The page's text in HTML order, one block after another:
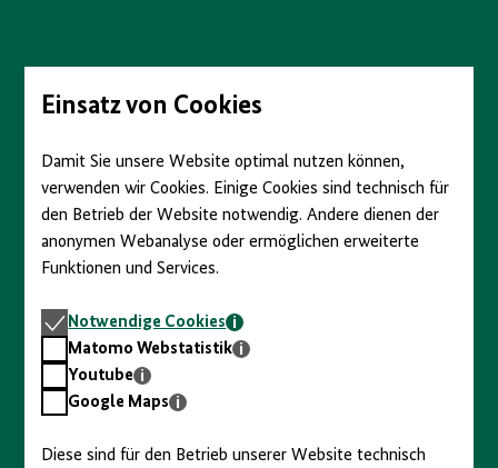
Seiteninhalt
springenEinsatz von Cookies
Damit Sie unsere Website optimal nutzen können,
verwenden wir Cookies. Einige Cookies sind technisch für
den Betrieb der Website notwendig. Andere dienen der
anonymen Webanalyse oder ermöglichen erweiterte
Funktionen und Services.
Notwendige
Cookies
Notwendige Cookies
Matomo
Webstatistik
Matomo Webstatistik
Youtube
Youtube
GoogleGoogle Maps
Diese sind für den Betrieb unserer Website technisch